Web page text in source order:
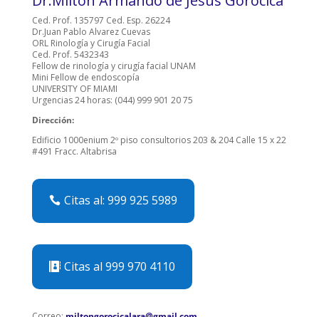
Ced. Prof. 135797 Ced. Esp. 26224
Dr.Juan Pablo Alvarez Cuevas
ORL Rinología y Cirugía Facial
Ced. Prof. 5432343
Fellow de rinología y cirugía facial UNAM
Mini Fellow de endoscopía
UNIVERSITY OF MIAMI
Urgencias 24 horas: (044) 999 901 20 75
Dirección:
Edificio 1000enium 2º piso consultorios 203 & 204 Calle 15 x 22
#491 Fracc. Altabrisa
Citas al: 999 925 5989
Citas al 999 970 4110